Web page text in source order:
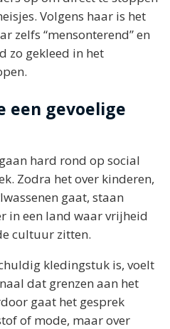
Volgens haar is het
zelfs “mensonterend” en
zo gekleed in het
een gevoelige
hard rond op social
Zodra het over kinderen,
gaat, staan
in een land waar vrijheid
cultuur zitten.
kledingstuk is, voelt
dat grenzen aan het
gaat het gesprek
of mode, maar over